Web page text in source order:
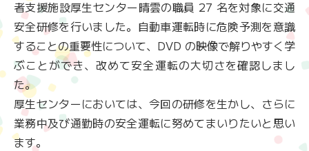
者支援施設厚生センター晴雲の職員 27 名を対象に交通
安全研修を行いました。自動車運転時に危険予測を意識
することの重要性について、DVD の映像で解りやすく学
ぶことができ、改めて安全運転の大切さを確認しまし
た。
厚生センターにおいては、今回の研修を生かし、さらに
業務中及び通勤時の安全運転に努めてまいりたいと思い
ます。